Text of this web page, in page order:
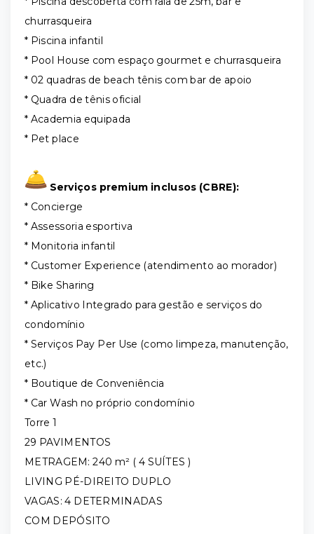
churrasqueira
* Piscina infantil
* Pool House com espaço gourmet e churrasqueira
* 02 quadras de beach tênis com bar de apoio
* Quadra de tênis oficial
* Academia equipada
* Pet place
Serviços premium inclusos (CBRE):
* Concierge
* Assessoria esportiva
* Monitoria infantil
* Customer Experience (atendimento ao morador)
* Bike Sharing
* Aplicativo Integrado para gestão e serviços do
condomínio
* Serviços Pay Per Use (como limpeza, manutenção,
etc.)
* Boutique de Conveniência
* Car Wash no próprio condomínio
Torre 1
29 PAVIMENTOS
METRAGEM: 240 m² ( 4 SUÍTES )
LIVING PÉ-DIREITO DUPLO
VAGAS: 4 DETERMINADAS
COM DEPÓSITO